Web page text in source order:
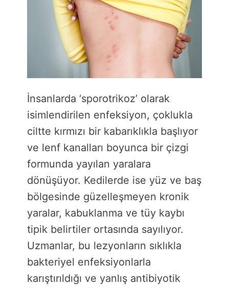
İnsanlarda ‘sporotrikoz’ olarak
isimlendirilen enfeksiyon, çoklukla
ciltte kırmızı bir kabarıklıkla başlıyor
ve lenf kanalları boyunca bir çizgi
formunda yayılan yaralara
dönüşüyor. Kedilerde ise yüz ve baş
bölgesinde güzelleşmeyen kronik
yaralar, kabuklanma ve tüy kaybı
tipik belirtiler ortasında sayılıyor.
Uzmanlar, bu lezyonların sıklıkla
bakteriyel enfeksiyonlarla
karıştırıldığı ve yanlış antibiyotik